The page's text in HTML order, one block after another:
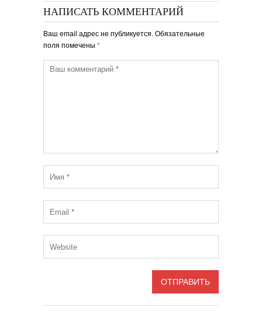
НАПИСАТЬ КОММЕНТАРИЙ
Ваш email адрес не публикуется. Обязательные
поля помечены *